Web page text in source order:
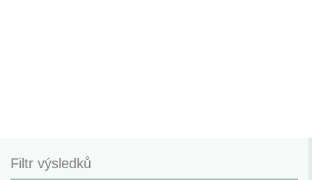
Filtr výsledků